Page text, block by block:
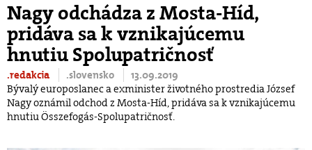
Nagy odchádza z Mosta-Híd,
pridáva sa k vznikajúcemu
hnutiu Spolupatričnosť
.redakcia .slovensko
13.09.2019
Bývalý europoslanec a exminister životného prostredia József
Nagy oznámil odchod z Mosta-Híd, pridáva sa k vznikajúcemu
hnutiu Összefogás-Spolupatričnosť.